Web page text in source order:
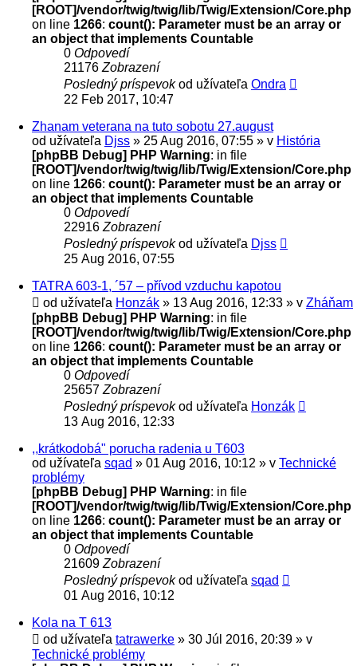
[ROOT]/vendor/twig/twig/lib/Twig/Extension/Core.php
on line 1266: count(): Parameter must be an array or
an object that implements Countable
0 Odpovedí
21176 Zobrazení
Posledný príspevokod užívateľa Ondra
22 Feb 2017, 10:47
Zhanam veterana na tuto sobotu 27.august
od užívateľa Djss » 25 Aug 2016, 07:55 » v História
[phpBB Debug] PHP Warning: in file
[ROOT]/vendor/twig/twig/lib/Twig/Extension/Core.php
on line 1266: count(): Parameter must be an array or
an object that implements Countable
0 Odpovedí
22916 Zobrazení
Posledný príspevokod užívateľa Djss
25 Aug 2016, 07:55
TATRA 603-1, ´57 – přívod vzduchu kapotou
od užívateľa Honzák » 13 Aug 2016, 12:33 » v Zháňam
[phpBB Debug] PHP Warning: in file
[ROOT]/vendor/twig/twig/lib/Twig/Extension/Core.php
on line 1266: count(): Parameter must be an array or
an object that implements Countable
0 Odpovedí
25657 Zobrazení
Posledný príspevokod užívateľa Honzák
13 Aug 2016, 12:33
,,krátkodobá" porucha radenia u T603
od užívateľa sqad » 01 Aug 2016, 10:12 » v Technické
problémy
[phpBB Debug] PHP Warning: in file
[ROOT]/vendor/twig/twig/lib/Twig/Extension/Core.php
on line 1266: count(): Parameter must be an array or
an object that implements Countable
0 Odpovedí
21609 Zobrazení
Posledný príspevokod užívateľa sqad
01 Aug 2016, 10:12
Kola na T 613
od užívateľa tatrawerke » 30 Júl 2016, 20:39 » v
Technické problémy